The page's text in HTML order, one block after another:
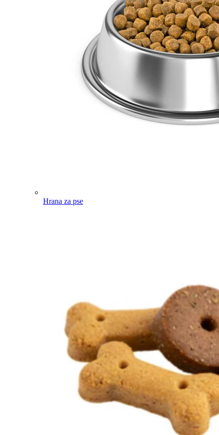
Hrana za pse